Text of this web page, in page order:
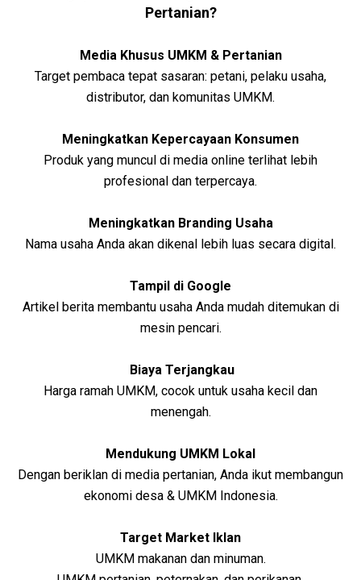
Pertanian?
Media Khusus UMKM & Pertanian
Target pembaca tepat sasaran: petani, pelaku usaha,
distributor, dan komunitas UMKM.
Meningkatkan Kepercayaan Konsumen
Produk yang muncul di media online terlihat lebih
profesional dan terpercaya.
Meningkatkan Branding Usaha
Nama usaha Anda akan dikenal lebih luas secara digital.
Tampil di Google
Artikel berita membantu usaha Anda mudah ditemukan di
mesin pencari.
Biaya Terjangkau
Harga ramah UMKM, cocok untuk usaha kecil dan
menengah.
Mendukung UMKM Lokal
Dengan beriklan di media pertanian, Anda ikut membangun
ekonomi desa & UMKM Indonesia.
Target Market Iklan
UMKM makanan dan minuman.